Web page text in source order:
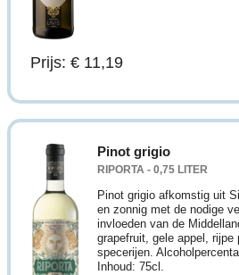
Prijs: € 11,19
Pinot grigio
RIPORTA - 0,75 LITER
Pinot grigio afkomstig uit
en zonnig met de nodige
invloeden van de
grapefruit, gele appel, rijpe
specerijen.
Inhoud: 75cl.